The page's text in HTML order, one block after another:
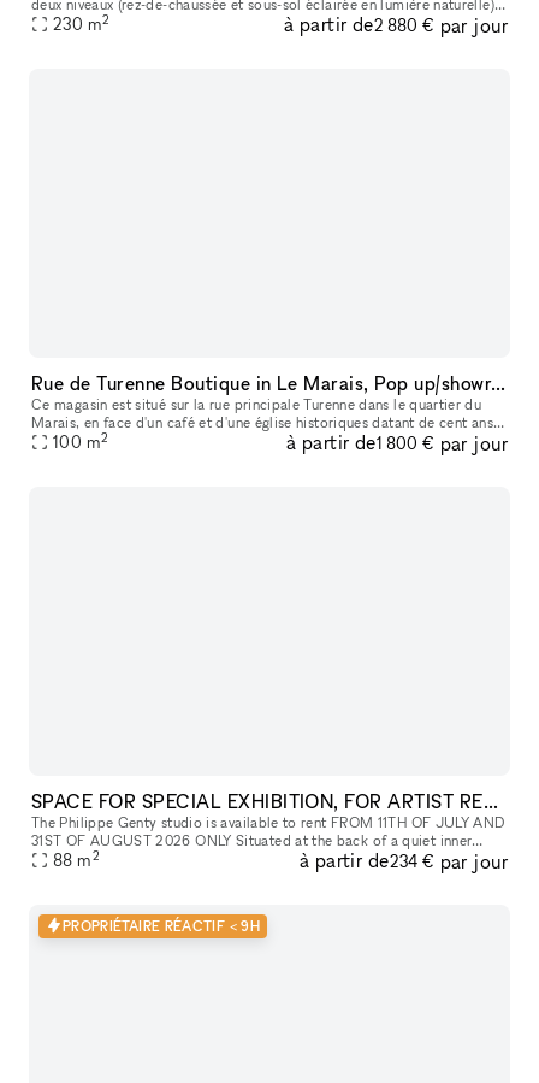
deux niveaux (rez-de-chaussée et sous-sol éclairée en lumière naturelle) .
Avec son style minimaliste et ses lignes épurées, ce lieu ba
230 m2 à partir de2 880 € par jour
Rue de Turenne Boutique in Le Marais, Pop up/showroom
Ce magasin est situé sur la rue principale Turenne dans le quartier du
Marais, en face d'un café et d'une église historiques datant de cent ans.
Il est également proche de nombreux galeries d'art ren
100 m2 à partir de1 800 € par jour
SPACE FOR SPECIAL EXHIBITION, FOR ARTIST RESIDENCY(REHEARSAL, SHOOTING PHOTO, MOOVIE), REHEARSALS, TEMPORARY STORAGE
The Philippe Genty studio is available to rent FROM 11TH OF JULY AND
31ST OF AUGUST 2026 ONLY Situated at the back of a quiet inner
courtyard, this space of at least 88 m² is equipped with sound a
88 m2 à partir de234 € par jour
PROPRIÉTAIRE RÉACTIF < 9H